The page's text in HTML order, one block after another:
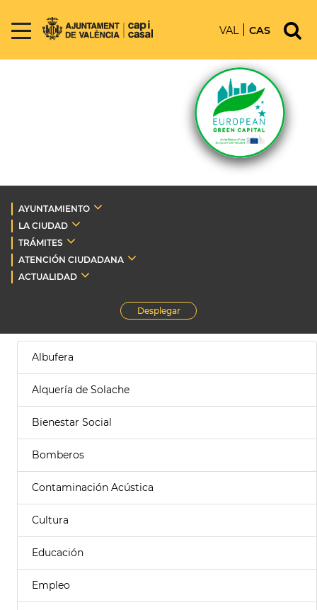
VAL CAS
AYUNTAMIENTO
LA CIUDAD
TRÁMITES
ATENCIÓN CIUDADANA
ACTUALIDAD
Desplegar
Albufera
Alquería de Solache
Bienestar Social
Bomberos
Contaminación Acústica
Cultura
Educación
Empleo